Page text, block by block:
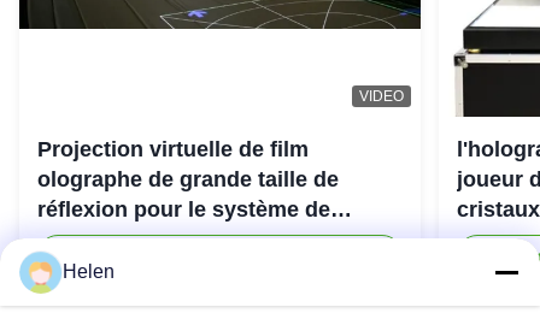
VIDEO
Projection virtuelle de film
olographe de grande taille de
réflexion pour le système de
projecteur de l'hologramme 3D
joueur
Helen